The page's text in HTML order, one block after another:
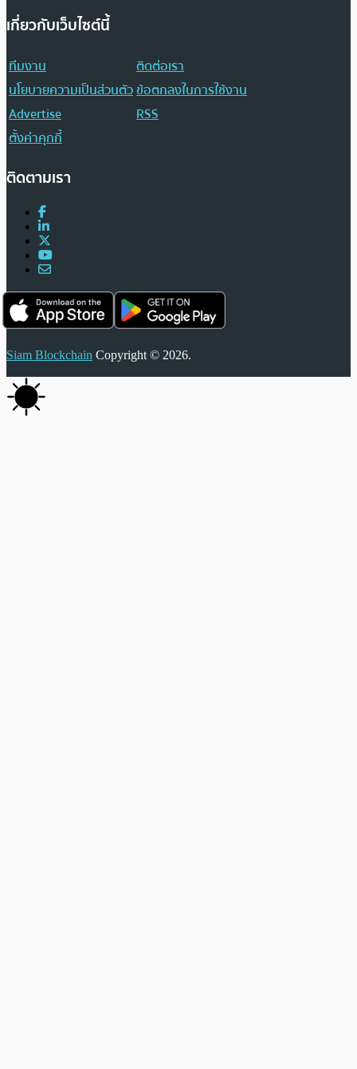
เกี่ยวกับเว็บไซต์นี้
ทีมงาน
ติดต่อเรา
นโยบายความเป็นส่วนตัวข้อตกลงในการใช้งาน
Advertise
RSS
ตั้งค่าคุกกี้
ติดตามเรา
Siam Blockchain Copyright © 2026.